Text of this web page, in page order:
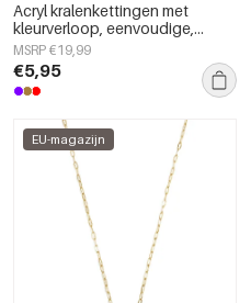
Acryl kralenkettingen met
kleurverloop, eenvoudige,
alledaagse serie, dames
sieraden
MSRP €19,99
€5,95
EU-magazijn